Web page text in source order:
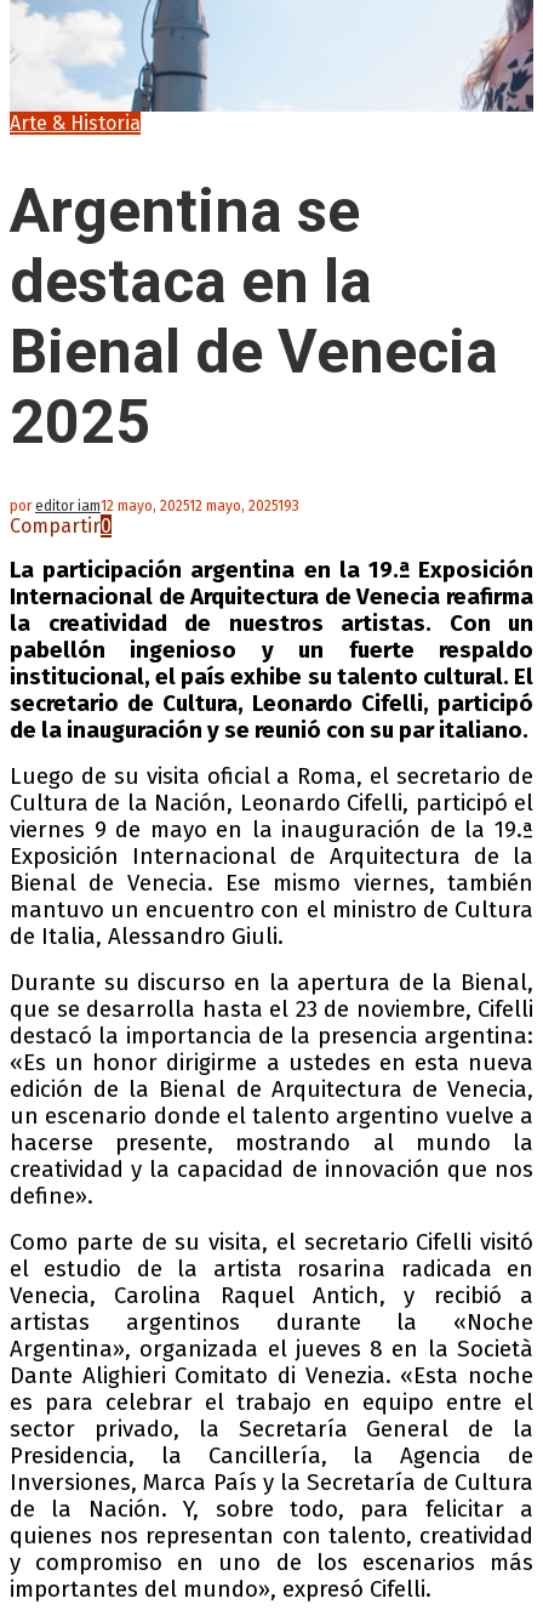
Arte & Historia
Argentina se
destaca en la
Bienal de Venecia
2025
poreditor iam12 mayo, 202512 mayo, 2025193
Compartir0
La participación argentina en la 19.ª Exposición
Internacional de Arquitectura de Venecia reafirma
la creatividad de nuestros artistas. Con un
pabellón ingenioso y un fuerte respaldo
institucional, el país exhibe su talento cultural. El
secretario de Cultura, Leonardo Cifelli, participó
de la inauguración y se reunió con su par italiano.
Luego de su visita oficial a Roma, el secretario de
Cultura de la Nación, Leonardo Cifelli, participó el
viernes 9 de mayo en la inauguración de la 19.ª
Exposición Internacional de Arquitectura de la
Bienal de Venecia. Ese mismo viernes, también
mantuvo un encuentro con el ministro de Cultura
de Italia, Alessandro Giuli.
Durante su discurso en la apertura de la Bienal,
que se desarrolla hasta el 23 de noviembre, Cifelli
destacó la importancia de la presencia argentina:
«Es un honor dirigirme a ustedes en esta nueva
edición de la Bienal de Arquitectura de Venecia,
un escenario donde el talento argentino vuelve a
hacerse presente, mostrando al mundo la
creatividad y la capacidad de innovación que nos
define».
Como parte de su visita, el secretario Cifelli visitó
el estudio de la artista rosarina radicada en
Venecia, Carolina Raquel Antich, y recibió a
artistas argentinos durante la «Noche
Argentina», organizada el jueves 8 en la Società
Dante Alighieri Comitato di Venezia. «Esta noche
es para celebrar el trabajo en equipo entre el
sector privado, la Secretaría General de la
Presidencia, la Cancillería, la Agencia de
Inversiones, Marca País y la Secretaría de Cultura
de la Nación. Y, sobre todo, para felicitar a
quienes nos representan con talento, creatividad
y compromiso en uno de los escenarios más
importantes del mundo», expresó Cifelli.